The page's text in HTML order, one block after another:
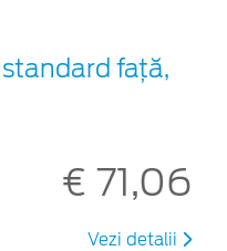
față,
€ 71,06
Vezi detalii